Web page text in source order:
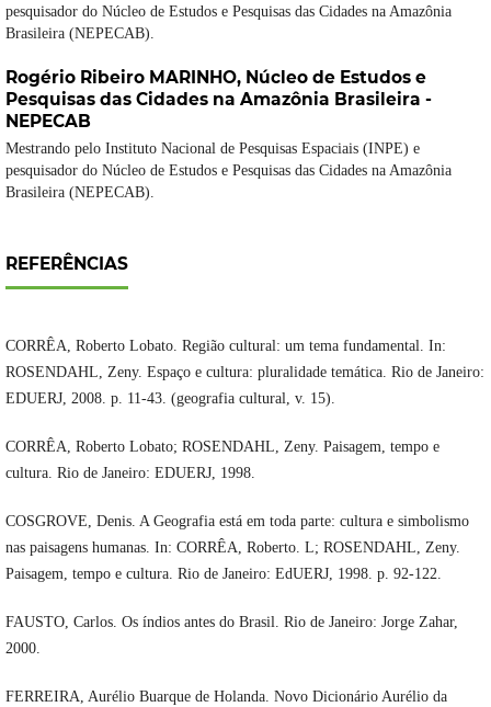
pesquisador do Núcleo de Estudos e Pesquisas das Cidades na Amazônia
Brasileira (NEPECAB).
Rogério Ribeiro MARINHO, Núcleo de Estudos e
Pesquisas das Cidades na Amazônia Brasileira -
NEPECAB
Mestrando pelo Instituto Nacional de Pesquisas Espaciais (INPE) e
pesquisador do Núcleo de Estudos e Pesquisas das Cidades na Amazônia
Brasileira (NEPECAB).
REFERÊNCIAS
CORRÊA, Roberto Lobato. Região cultural: um tema fundamental. In:
ROSENDAHL, Zeny. Espaço e cultura: pluralidade temática. Rio de Janeiro:
EDUERJ, 2008. p. 11-43. (geografia cultural, v. 15).
CORRÊA, Roberto Lobato; ROSENDAHL, Zeny. Paisagem, tempo e
cultura. Rio de Janeiro: EDUERJ, 1998.
COSGROVE, Denis. A Geografia está em toda parte: cultura e simbolismo
nas paisagens humanas. In: CORRÊA, Roberto. L; ROSENDAHL, Zeny.
Paisagem, tempo e cultura. Rio de Janeiro: EdUERJ, 1998. p. 92-122.
FAUSTO, Carlos. Os índios antes do Brasil. Rio de Janeiro: Jorge Zahar,
2000.
FERREIRA, Aurélio Buarque de Holanda. Novo Dicionário Aurélio da